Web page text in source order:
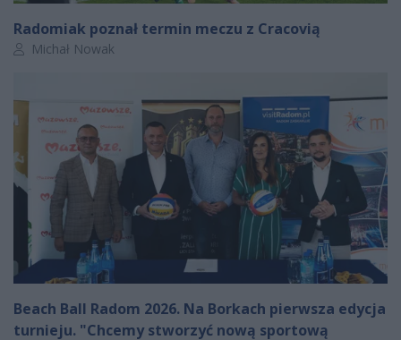
Radomiak poznał termin meczu z Cracovią
Autor artykułu:
Michał Nowak
Beach Ball Radom 2026. Na Borkach pierwsza edycja
turnieju. "Chcemy stworzyć nową sportową